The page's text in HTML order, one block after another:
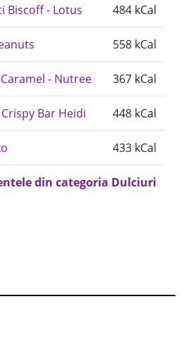
Biscoff - Lotus 484 kCal
558 kCal
- Nutree 367 kCal
Bar Heidi 448 kCal
433 kCal
din categoria Dulciuri